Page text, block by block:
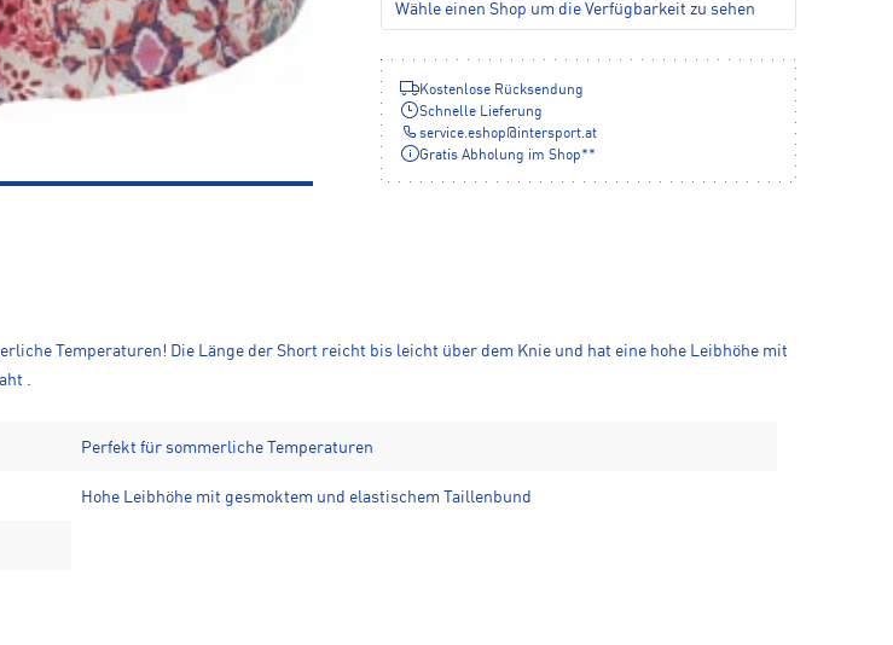
Wähle einen Shop um die Verfügbarkeit zu sehen
Kostenlose Rücksendung
Schnelle Lieferung
service.eshop@intersport.at
Gratis Abholung im Shop**
Temperaturen! Die Länge der Short reicht bis leicht über dem Knie und hat eine hohe Leibhöhe mit
.
Perfekt für sommerliche Temperaturen
Hohe Leibhöhe mit gesmoktem und elastischem Taillenbund